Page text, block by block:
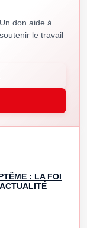
don aide à
le travail
: LA FOI